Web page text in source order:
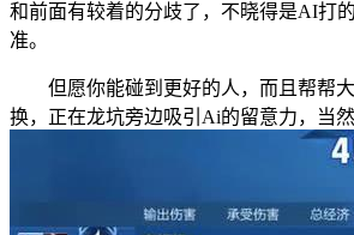
和前面有较着的分歧了，不晓得是AI打
准。
但愿你能碰到更好的人，而且帮帮大
换，正在龙坑旁边吸引Ai的留意力，当然